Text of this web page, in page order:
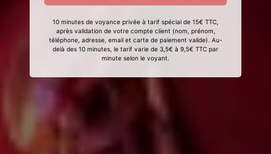
10 minutes de voyance privée à tarif spécial de 15€ TTC,
après validation de votre compte client (nom, prénom,
téléphone, adresse, email et carte de paiement valide). Au-
delà des 10 minutes, le tarif varie de 3,5€ à 9,5€ TTC par
minute selon le voyant.